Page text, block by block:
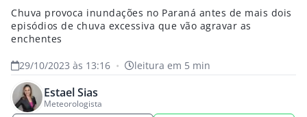
Chuva provoca inundações no Paraná antes de mais dois
episódios de chuva excessiva que vão agravar as
enchentes
29/10/2023 às 13:16 • leitura em 5 min
Estael Sias
Meteorologista